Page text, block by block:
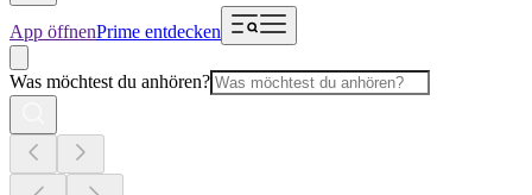
App öffnenPrime entdecken
Was möchtest du anhören?